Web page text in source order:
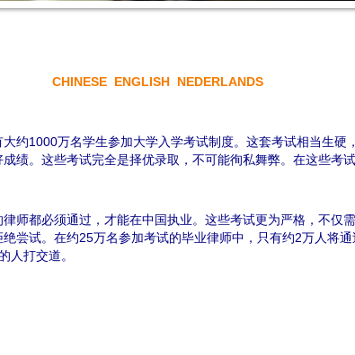
CHINESE ENGLISH NEDERLANDS
约1000万名学生参加大学入学考试制度。这套考试相当生硬
绩。这些考试完全是择优录取，不可能徇私舞弊。在这些考
师都必须通过，才能在中国执业。这些考试更为严格，不仅
尝试。在约25万名参加考试的毕业律师中，只有约2万人将
人打交道。